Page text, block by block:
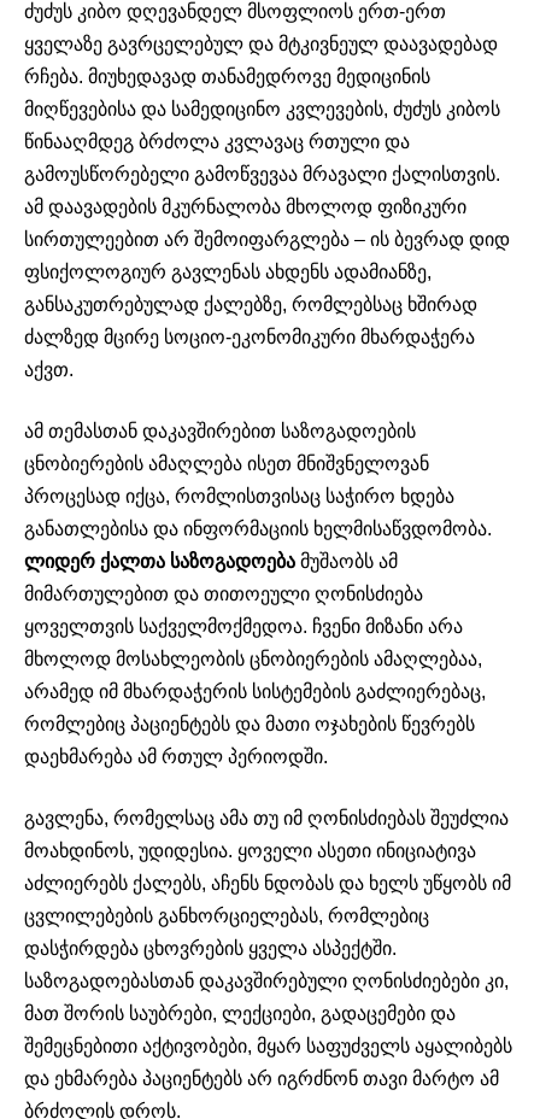
ძუძუს კიბო დღევანდელ მსოფლიოს ერთ-ერთ
ყველაზე გავრცელებულ და მტკივნეულ დაავადებად
რჩება. მიუხედავად თანამედროვე მედიცინის
მიღწევებისა და სამედიცინო კვლევების, ძუძუს კიბოს
წინააღმდეგ ბრძოლა კვლავაც რთული და
გამოუსწორებელი გამოწვევაა მრავალი ქალისთვის.
ამ დაავადების მკურნალობა მხოლოდ ფიზიკური
სირთულეებით არ შემოიფარგლება – ის ბევრად დიდ
ფსიქოლოგიურ გავლენას ახდენს ადამიანზე,
განსაკუთრებულად ქალებზე, რომლებსაც ხშირად
ძალზედ მცირე სოციო-ეკონომიკური მხარდაჭერა
აქვთ.
ამ თემასთან დაკავშირებით საზოგადოების
ცნობიერების ამაღლება ისეთ მნიშვნელოვან
პროცესად იქცა, რომლისთვისაც საჭირო ხდება
განათლებისა და ინფორმაციის ხელმისაწვდომობა.
ლიდერ ქალთა საზოგადოება მუშაობს ამ
მიმართულებით და თითოეული ღონისძიება
ყოველთვის საქველმოქმედოა. ჩვენი მიზანი არა
მხოლოდ მოსახლეობის ცნობიერების ამაღლებაა,
არამედ იმ მხარდაჭერის სისტემების გაძლიერებაც,
რომლებიც პაციენტებს და მათი ოჯახების წევრებს
დაეხმარება ამ რთულ პერიოდში.
გავლენა, რომელსაც ამა თუ იმ ღონისძიებას შეუძლია
მოახდინოს, უდიდესია. ყოველი ასეთი ინიციატივა
აძლიერებს ქალებს, აჩენს ნდობას და ხელს უწყობს იმ
ცვლილებების განხორციელებას, რომლებიც
დასჭირდება ცხოვრების ყველა ასპექტში.
საზოგადოებასთან დაკავშირებული ღონისძიებები კი,
მათ შორის საუბრები, ლექციები, გადაცემები და
შემეცნებითი აქტივობები, მყარ საფუძველს აყალიბებს
და ეხმარება პაციენტებს არ იგრძნონ თავი მარტო ამ
ბრძოლის დროს.